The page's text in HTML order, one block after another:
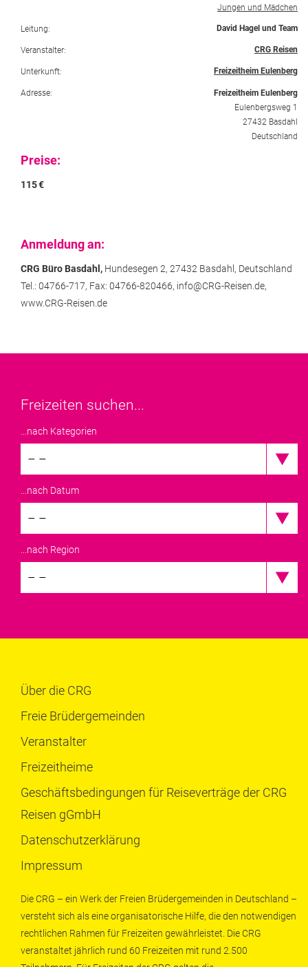
Jungen und Mädchen
Leitung: David Hagel und Team
Veranstalter: CRG Reisen
Unterkunft: Freizeitheim Eulenberg
Adresse:
Freizeitheim Eulenberg
Eulenbergsweg 1
27432 Basdahl
Deutschland
Preise:
115€
Anmeldung an:
CRG Büro Basdahl, Hundesegen 2, 27432 Basdahl, Deutschland
Tel.: 04766-717, Fax: 04766-820466, info@CRG-Reisen.de,
www.CRG-Reisen.de
Freizeiten suchen...
...nach Kategorien
– –
...nach Datum
– –
...nach Region
– –
Über die CRG
Freie Brüdergemeinden
Veranstalter
Freizeitheime
Geschäftsbedingungen für Reiseverträge der CRG
Reisen gGmbH
Datenschutzerklärung
Impressum
Die CRG – ein Werk der Freien Brüdergemeinden in Deutschland –
versteht sich als eine organisatorische Hilfe, die den notwendigen
rechtlichen Rahmen für Freizeiten gewährleistet. Die CRG
veranstaltet jährlich rund 60 Freizeiten mit rund 2.500